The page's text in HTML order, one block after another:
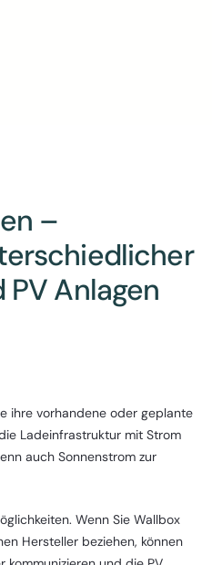
–
Anlagen
ihre vorhandene oder geplante
Ladeinfrastruktur mit Strom
auch Sonnenstrom zur
Wenn Sie Wallbox
Hersteller beziehen, können